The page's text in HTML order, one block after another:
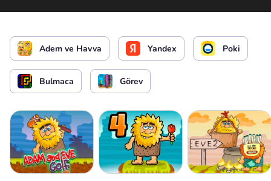
Eylem
Adem ve Havva Yandex Poki
Bulmaca Görev